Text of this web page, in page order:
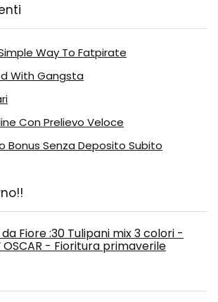
Way To Fatpirate
With Gangsta
Con Prelievo Veloce
Bonus Senza Deposito Subito
da Fiore :30 Tulipani mix 3 colori -
OSCAR - Fioritura primaverile